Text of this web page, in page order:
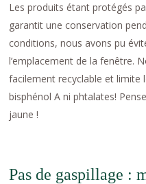
Les produits étant protégés
garantit une conservation
conditions, nous avons pu
l’emplacement de la fenêtre.
facilement recyclable et limite
bisphénol A ni phtalates!
jaune !
Pas de gaspillage :